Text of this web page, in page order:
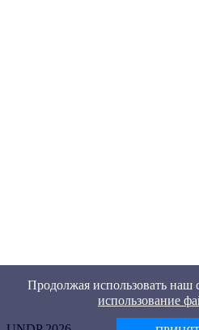
Продолжая использовать наш
использование